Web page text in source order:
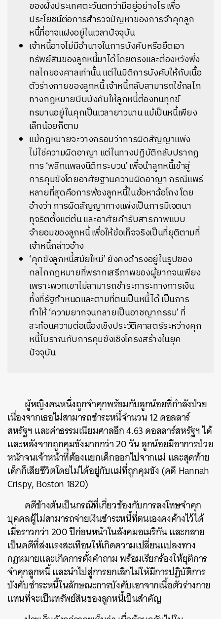
ของฝั่งประเทศตะวันตกว่ามีอยู่อย่างไร เพื่อ
ประโยชน์ต่อการสำรวจปัญหาของการจำคุกลูก
หนี้ที่อาจแฝงอยู่ในเวลาปัจจุบัน
เจ้าหนี้อาจไม่มีอำนาจในการบังคับหรือยึดเอา
ทรัพย์สินของลูกหนี้มาได้โดยตรงและต้องหวังพึ่ง
กลไกของศาลเท่านั้น แต่ในมิติการบังคับให้กับเนื้อ
ตัวร่างกายของลูกหนี้ เจ้าหนี้กลับสามารถใช้กลไก
ทางกฎหมายบีบบังคับให้ลูกหนี้ต้องทนทุกข์
ทรมานอยู่ในคุกเป็นเวลายาวนาน แม้เป็นหนี้เพียง
เล็กน้อยก็ตาม
แม้กฎหมายจะวางกรอบว่าการผิดสัญญาแพ่ง
ไม่ใช่ความผิดอาญา แต่ในทางปฏิบัติกลับปรากฏ
การ ‘พลิกแพลงนิติกระบวน’ เพื่อนำลูกหนี้เข้าสู่
การคุมขังโดยอาศัยฐานความผิดอาญา กรณีแพร่
หลายที่สุดคือการฟ้องลูกหนี้ในข้อหาฉ้อโกง โดย
อ้างว่า การผิดสัญญาทางแพ่งเป็นการมีเจตนา
ทุจริตตั้งแต่ต้น และอาศัยคำรับสารภาพแบบ
จำยอมของลูกหนี้ เพื่อให้ข้อเท็จจริงเป็นที่ยุติตามที่
เจ้าหนี้กล่าวอ้าง
‘คุกขังลูกหนี้สมัยใหม่’ ยังคงดำรงอยู่ในรูปของ
กลไกกฎหมายที่พรากเสรีภาพของผู้ยากจนเพียง
เพราะพวกเขาไม่สามารถชำระภาระทางการเงิน
ทั้งที่รัฐกำหนดและตามที่ตนเป็นหนี้ได้ เป็นการ
ทำให้ ‘ความยากจนกลายเป็นอาชญากรรม’ ที่
สะท้อนความต่อเนื่องเชิงประวัติศาสตร์ระหว่างคุก
หนี้โบราณกับการคุมขังเชิงโครงสร้างในยุค
ปัจจุบัน
ผู้หญิงคนหนึ่งถูกจำคุกพร้อมกับลูกน้อยที่กำลังป่วย
เนื่องจากเธอไม่สามารถชำระหนี้จำนวน 12 ดอลลาร์
สหรัฐฯ และค่าธรรมเนียมศาลอีก 4.63 ดอลลาร์สหรัฐฯ ได้
และหลังจากถูกคุมขังมากกว่า 20 วัน ลูกน้อยมีอาการป่วย
หนักจนเจ้าหน้าที่ต้องแยกเด็กออกไปจากแม่ และสุดท้าย
เด็กก็เสียชีวิตโดยไม่ได้อยู่กับแม่ที่ถูกคุมขัง (คดี Hannah
Crispy, Boston 1820)
คดีข้างต้นเป็นกรณีที่เกี่ยวข้องกับการลงโทษจำคุก
บุคคลผู้ไม่สามารถจ่ายเงินชำระหนี้ที่ตนเองคงค้างไว้ได้
เมื่อราวกว่า 200 ปีก่อนหน้าในสังคมอเมริกัน และกลาย
เป็นคดีที่ส่งแรงสะเทือนให้เกิดความเปลี่ยนแปลงทาง
กฎหมายและเกิดการตั้งคำถาม พร้อมเรียกร้องให้ยุติการ
จำคุกลูกหนี้ และนำไปสู่การยกเลิกไม่ให้มีการปฏิบัติการ
บังคับชำระหนี้ในลักษณะการบังคับเอาจากเนื้อตัวร่างกาย
แทนที่จะเป็นทรัพย์สินของลูกหนี้เป็นสำคัญ